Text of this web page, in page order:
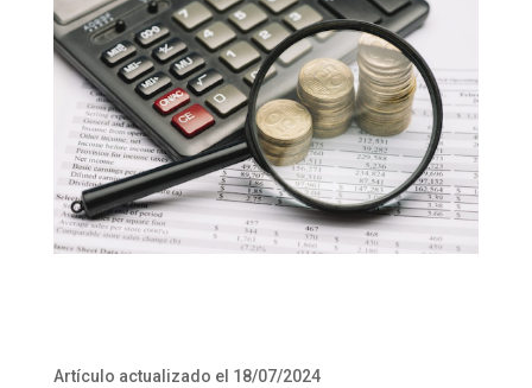
Artículo actualizado el 18/07/2024